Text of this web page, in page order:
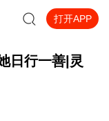
打开APP
日行一善|灵